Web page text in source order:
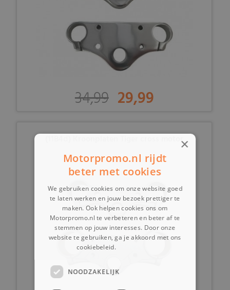
34,99 29,99
(11B4d) Kroonplaten Tiger cross motor×
Motorpromo.nl rijdt
beter met cookies
We gebruiken cookies om onze website goed
te laten werken en jouw bezoek prettiger te
maken. Ook helpen cookies ons om
Motorpromo.nl te verbeteren en beter af te
stemmen op jouw interesses. Door onze
website te gebruiken, ga je akkoord met ons
cookiebeleid.
NOODZAKELIJK